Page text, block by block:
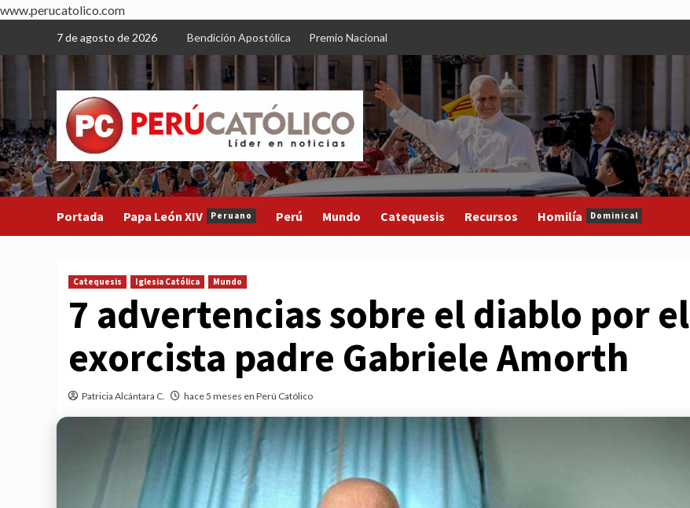
www.perucatolico.com
content
7 de agosto de 2026 Bendición Apostólica Premio Nacional
Portada Papa León XIV Peruano Perú Mundo Catequesis Recursos Homilía Dominical
Catequesis Iglesia Católica Mundo
7 advertencias sobre el diablo por el
exorcista padre Gabriele Amorth
Patricia Alcántara C. hace 5 meses en Perú Católico